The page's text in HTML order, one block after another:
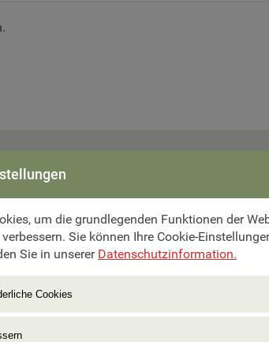
aus.
um die grundlegenden Funktionen der
Sie können Ihre Cookie-
Sie in unserer Datenschutzinformation.
Cookies